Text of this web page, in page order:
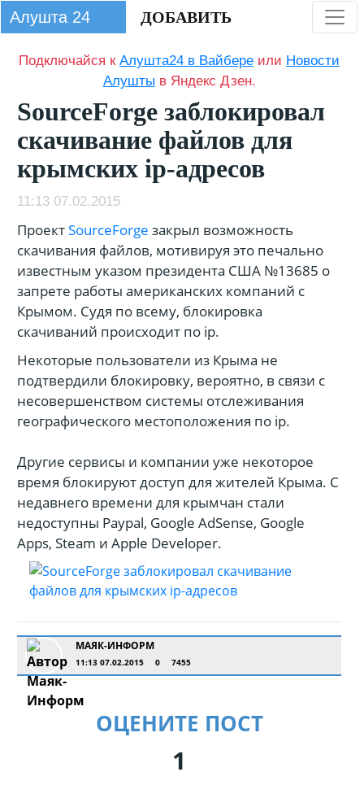
Алушта 24 ДОБАВИТЬ
Подключайся кАлушта24 в Вайбере или Новости
Алушты в Яндекс Дзен.
SourceForge заблокировал
скачивание файлов для
крымских ip-адресов
11:13 07.02.2015
ПроектSourceForge закрыл возможность
скачивания файлов, мотивируя это печально
известным указом президента США №13685 о
запрете работы американских компаний с
Крымом. Судя по всему, блокировка
скачиваний происходит по ip.
Некоторые пользователи из Крыма не
подтвердили блокировку, вероятно, в связи с
несовершенством системы отслеживания
географического местоположения по ip.
Другие сервисы и компании уже некоторое
время блокируют доступ для жителей Крыма. С
недавнего времени для крымчан стали
недоступны Paypal, Google AdSense, Google
Apps, Steam и Apple Developer.
МАЯК-ИНФОРМ
11:13 07.02.2015 0 7455
ОЦЕНИТЕ ПОСТ
1